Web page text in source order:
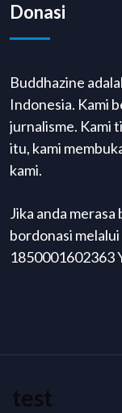
Donasi
Buddhazine
Indonesia. Kami
jurnalisme. Kami
itu, kami
kami.
Jika anda
bordonasi
1850001602363
test